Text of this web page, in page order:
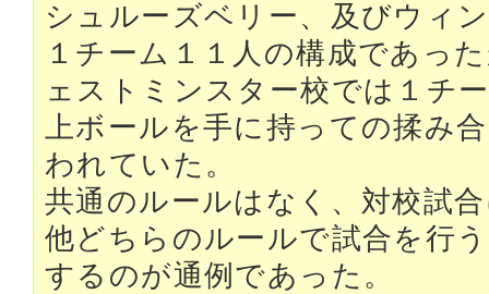
シュルーズベリー、及びウィ
１チーム１１人の構成であっ
ェストミンスター校では１チ
上ボールを手に持っての揉み
われていた。
共通のルールはなく、対校試
他どちらのルールで試合を行
するのが通例であった。